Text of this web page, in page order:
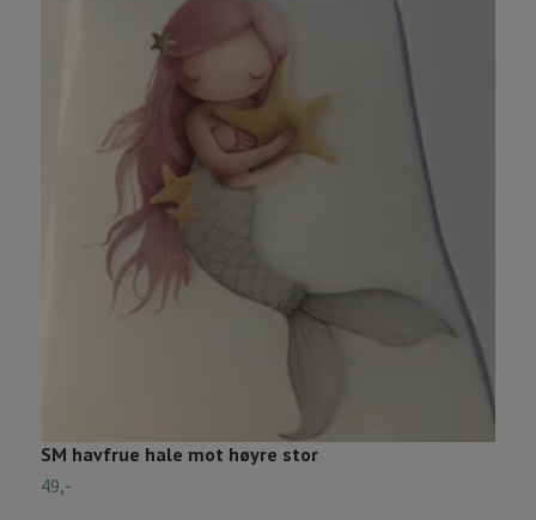
SM havfrue hale mot høyre stor
49,-